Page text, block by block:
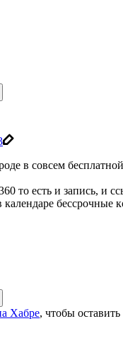
в совсем
то есть и запись, и
бессрочные
Хабре, чтобы